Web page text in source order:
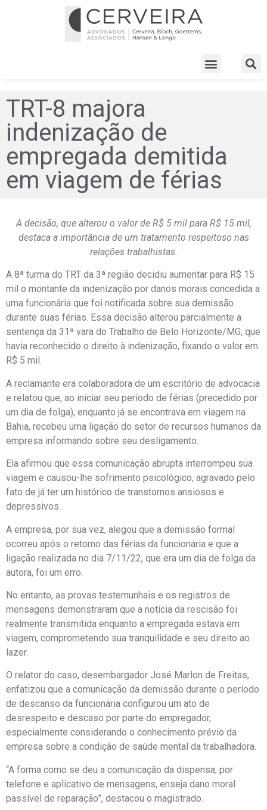
TRT-8 majora
indenização de
empregada demitida
em viagem de férias
A decisão, que alterou o valor de R$ 5 mil para R$ 15 mil,
destaca a importância de um tratamento respeitoso nas
relações trabalhistas.
A 8ª turma do TRT da 3ª região decidiu aumentar para R$ 15
mil o montante da indenização por danos morais concedida a
uma funcionária que foi notificada sobre sua demissão
durante suas férias. Essa decisão alterou parcialmente a
sentença da 31ª vara do Trabalho de Belo Horizonte/MG, que
havia reconhecido o direito à indenização, fixando o valor em
R$ 5 mil.
A reclamante era colaboradora de um escritório de advocacia
e relatou que, ao iniciar seu período de férias (precedido por
um dia de folga), enquanto já se encontrava em viagem na
Bahia, recebeu uma ligação do setor de recursos humanos da
empresa informando sobre seu desligamento.
Ela afirmou que essa comunicação abrupta interrompeu sua
viagem e causou-lhe sofrimento psicológico, agravado pelo
fato de já ter um histórico de transtornos ansiosos e
depressivos.
A empresa, por sua vez, alegou que a demissão formal
ocorreu após o retorno das férias da funcionária e que a
ligação realizada no dia 7/11/22, que era um dia de folga da
autora, foi um erro.
No entanto, as provas testemunhais e os registros de
mensagens demonstraram que a notícia da rescisão foi
realmente transmitida enquanto a empregada estava em
viagem, comprometendo sua tranquilidade e seu direito ao
lazer.
O relator do caso, desembargador José Marlon de Freitas,
enfatizou que a comunicação da demissão durante o período
de descanso da funcionária configurou um ato de
desrespeito e descaso por parte do empregador,
especialmente considerando o conhecimento prévio da
empresa sobre a condição de saúde mental da trabalhadora.
“A forma como se deu a comunicação da dispensa, por
telefone e aplicativo de mensagens, enseja dano moral
passível de reparação”, destacou o magistrado.